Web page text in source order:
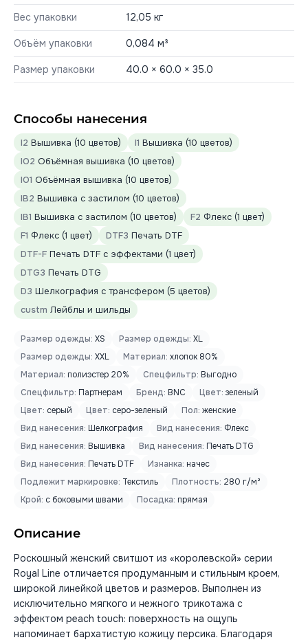
Вес упаковки 12,05 кг
Объём упаковки 0,084 м³
Размер упаковки 40.0 × 60.0 × 35.0
Способы нанесения
I2 Вышивка (10 цветов) I1 Вышивка (10 цветов)
IO2 Объёмная вышивка (10 цветов)
IO1 Объёмная вышивка (10 цветов)
IB2 Вышивка с застилом (10 цветов)
IB1 Вышивка с застилом (10 цветов) F2 Флекс (1 цвет)
F1 Флекс (1 цвет) DTF3 Печать DTF
DTF-F Печать DTF с эффектами (1 цвет)
DTG3 Печать DTG
D3 Шелкография с трансфером (5 цветов)
custm Лейблы и шильды
Размер одежды: XS Размер одежды: XL
Размер одежды: XXL Материал: хлопок 80%
Материал: полиэстер 20% Спецфильтр: Выгодно
Спецфильтр: Партнерам Бренд: BNC Цвет: зеленый
Цвет: серый Цвет: серо-зеленый Пол: женские
Вид нанесения: Шелкография Вид нанесения: Флекс
Вид нанесения: Вышивка Вид нанесения: Печать DTG
Вид нанесения: Печать DTF Изнанка: начес
Подлежит маркировке: Текстиль Плотность: 280 г/м²
Крой: с боковыми швами Посадка: прямая
Описание
Роскошный женский свитшот из «королевской» серии
Royal Line отличается продуманным и стильным кроем,
широкой линейкой цветов и размеров. Выполнен из
исключительно мягкого и нежного трикотажа с
эффектом peach touch: поверхность на ощупь
напоминает бархатистую кожицу персика. Благодаря